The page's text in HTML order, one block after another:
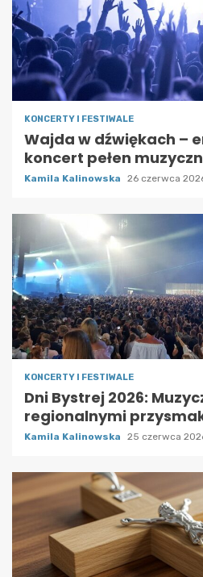
KONCERTY I FESTIWALE
Wajda w dźwiękach –
koncert pełen
Kamila Kalinowska 26 czerwca
KONCERTY I FESTIWALE
Dni Bystrej 2026:
regionalnymi
Kamila Kalinowska 25 czerwca